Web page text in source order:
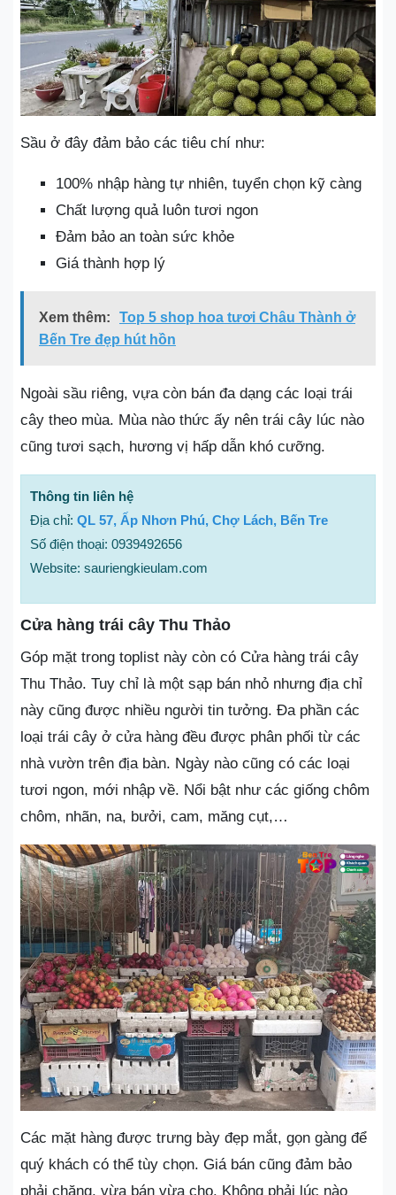
Sầu ở đây đảm bảo các tiêu chí như:
100% nhập hàng tự nhiên, tuyển chọn kỹ càng
Chất lượng quả luôn tươi ngon
Đảm bảo an toàn sức khỏe
Giá thành hợp lý
Xem thêm:
Top 5 shop hoa tươi Châu Thành ở
Bến Tre đẹp hút hồn
Ngoài sầu riêng, vựa còn bán đa dạng các loại trái
cây theo mùa. Mùa nào thức ấy nên trái cây lúc nào
cũng tươi sạch, hương vị hấp dẫn khó cưỡng.
Thông tin liên hệ
Địa chỉ: QL 57, Ấp Nhơn Phú, Chợ Lách, Bến Tre
Số điện thoại: 0939492656
Website: sauriengkieulam.com
Cửa hàng trái cây Thu Thảo
Góp mặt trong toplist này còn có Cửa hàng trái cây
Thu Thảo. Tuy chỉ là một sạp bán nhỏ nhưng địa chỉ
này cũng được nhiều người tin tưởng. Đa phần các
loại trái cây ở cửa hàng đều được phân phối từ các
nhà vườn trên địa bàn. Ngày nào cũng có các loại
tươi ngon, mới nhập về. Nổi bật như các giống chôm
chôm, nhãn, na, bưởi, cam, măng cụt,…
Các mặt hàng được trưng bày đẹp mắt, gọn gàng để
quý khách có thể tùy chọn. Giá bán cũng đảm bảo
phải chăng, vừa bán vừa cho. Không phải lúc nào